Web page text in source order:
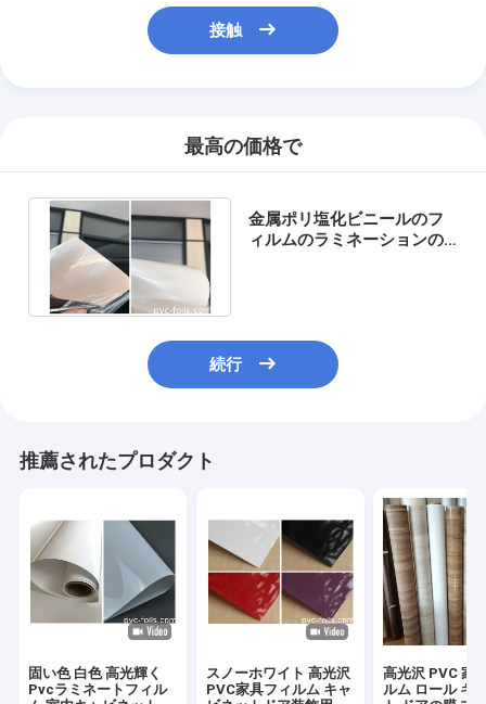
接触
最高の価格で
金属ポリ塩化ビニールのフ
ィルムのラミネーションの
続行
推薦されたプロダクト
固い色 白色 高光輝く
Pvcラミネートフィル
スノーホワイト 高光沢
PVC家具フィルム キャ
高光沢 PVC 家
ルム ロール キ